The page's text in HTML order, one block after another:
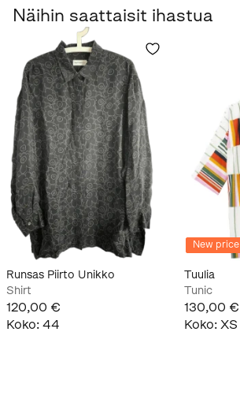
Näihin saattaisit ihastua
Runsas Piirto Unikko
Shirt
120,00 €
Koko: 44
New price
Tuulia
Tunic
130,00 €
Koko: XS